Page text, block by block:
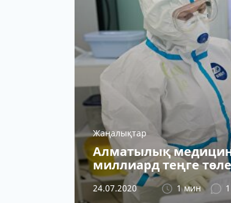
Жаңалықтар
Алматылық
миллиард теңге
24.07.2020 1 мин 1